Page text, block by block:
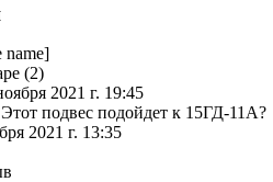
name]
(2)
2021 г. 19:45
Этот подвес подойдет к 15ГД-11А?
2021 г. 13:35